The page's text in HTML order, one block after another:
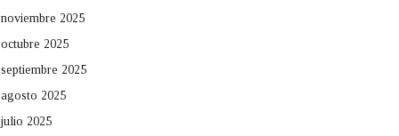
noviembre 2025
octubre 2025
septiembre 2025
agosto 2025
julio 2025